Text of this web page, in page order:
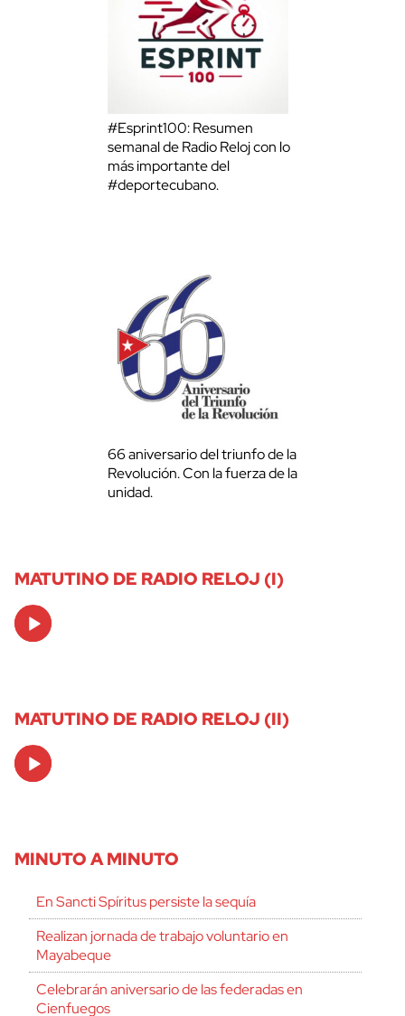
#Esprint100: Resumen
semanal de Radio Reloj con lo
más importante del
#deportecubano.
66 aniversario del triunfo de la
Revolución. Con la fuerza de la
unidad.
MATUTINO DE RADIO RELOJ (I)
Audio
Player
MATUTINO DE RADIO RELOJ (II)
Audio
Player
MINUTO A MINUTO
En Sancti Spíritus persiste la sequía
Realizan jornada de trabajo voluntario en
Mayabeque
Celebrarán aniversario de las federadas en
Cienfuegos